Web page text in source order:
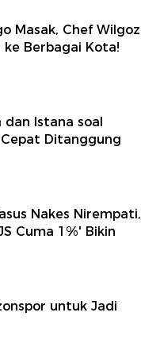
Masak, Chef Wilgoz
ke Berbagai Kota!
dan Istana soal
Ditanggung
Nakes Nirempati,
Cuma 1%' Bikin
untuk Jadi